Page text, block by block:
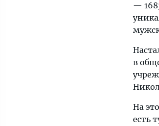
—
в
На
есть